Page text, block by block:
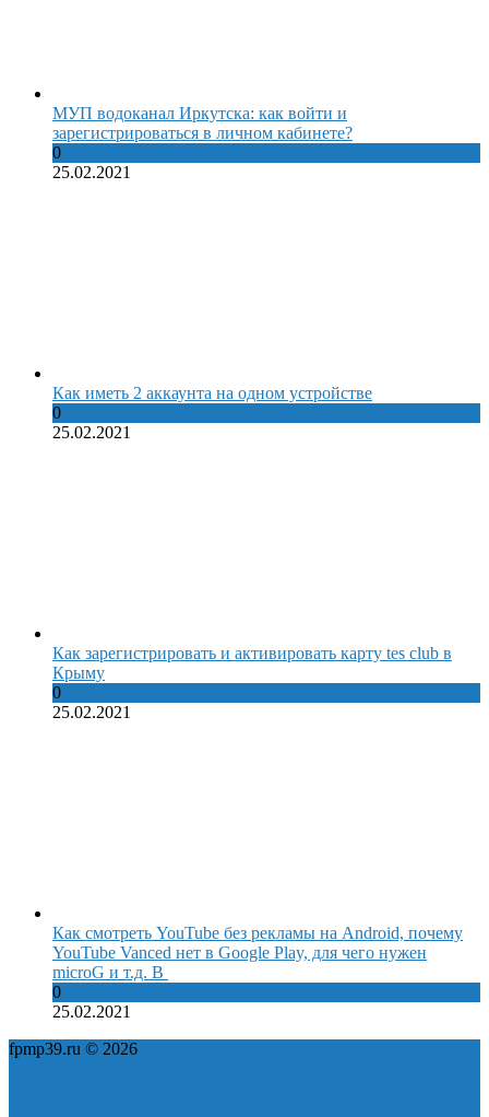
МУП водоканал Иркутска: как войти и
зарегистрироваться в личном кабинете?
0
25.02.2021
Как иметь 2 аккаунта на одном устройстве
0
25.02.2021
Как зарегистрировать и активировать карту tes club в
Крыму
0
25.02.2021
Как смотреть YouTube без рекламы на Android, почему
YouTube Vanced нет в Google Play, для чего нужен
microG и т.д. В
0
25.02.2021
fpmp39.ru © 2026